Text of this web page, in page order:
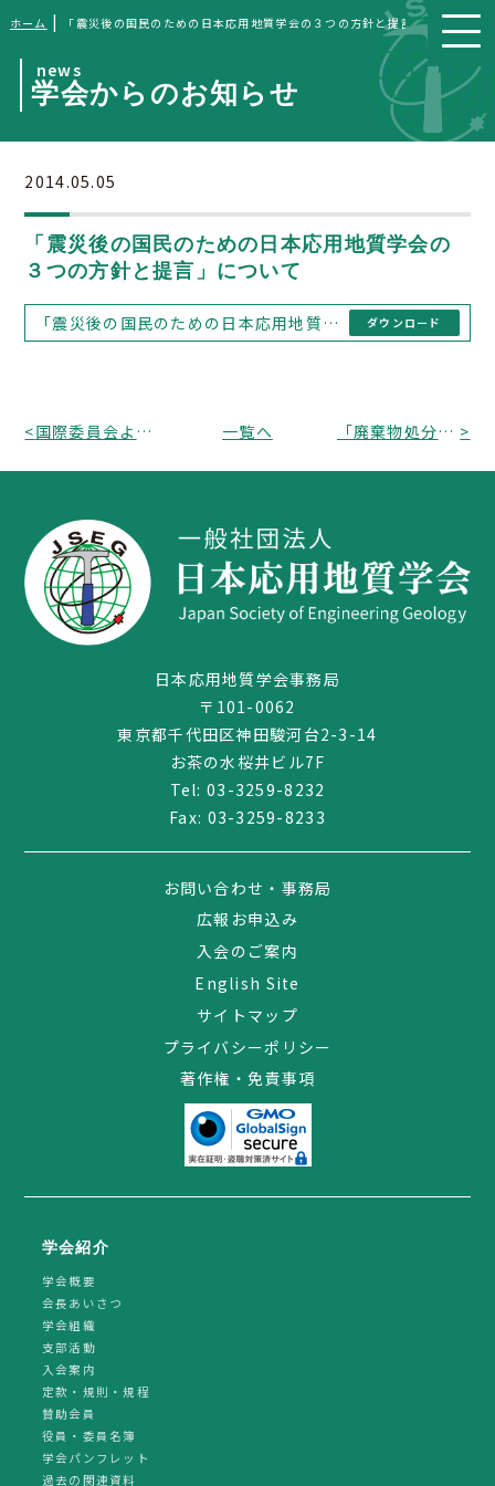
03-3259-8232
ホーム | 「震災後の国民のための日本応用地質学会の３つの方針と提言」について
news
学会からのお知らせ
2014.05.05
「震災後の国民のための日本応用地質学会の
３つの方針と提言」について
「震災後の国民のための日本応用地質学会の３つの方針と提言」について ダウンロード
< 国際委員会より本年のIAEG大会に向けた第14回海外調査団のお知らせ 一覧へ 「廃棄物処分における地質環境調査・解析手法に関する研究小委員会（第二期）」の設立趣意 >
日本応用地質学会事務局
〒101-0062
東京都千代田区神田駿河台2-3-14
お茶の水桜井ビル7F
Tel:03-3259-8232
Fax: 03-3259-8233
お問い合わせ・事務局
広報お申込み
入会のご案内
English Site
サイトマップ
プライバシーポリシー
著作権・免責事項
学会紹介
学会概要
会長あいさつ
学会組織
支部活動
入会案内
定款・規則・規程
賛助会員
役員・委員名簿
学会パンフレット
過去の関連資料